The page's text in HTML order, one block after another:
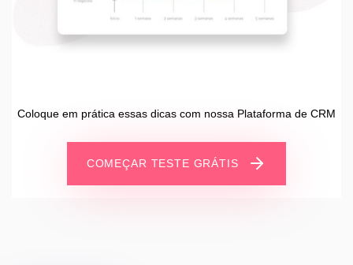
Coloque em prática essas dicas com nossa Plataforma de CRM
COMEÇAR TESTE GRÁTIS